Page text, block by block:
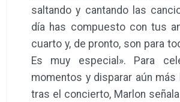
saltando y cantando las
día has compuesto con tus
cuarto y, de pronto, son para
Es muy especial». Para
momentos y disparar aún más
tras el concierto, Marlon señala